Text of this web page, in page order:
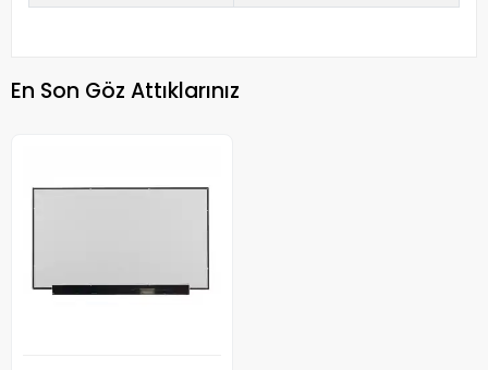
En Son Göz Attıklarınız